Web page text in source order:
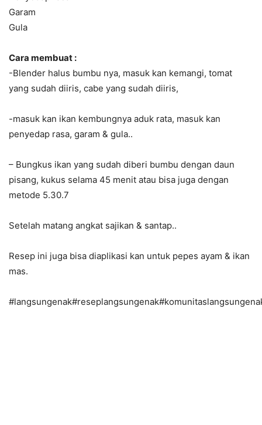
Garam
Gula
Cara membuat :
-Blender halus bumbu nya, masuk kan kemangi, tomat
yang sudah diiris, cabe yang sudah diiris,
-masuk kan ikan kembungnya aduk rata, masuk kan
penyedap rasa, garam & gula..
– Bungkus ikan yang sudah diberi bumbu dengan daun
pisang, kukus selama 45 menit atau bisa juga dengan
metode 5.30.7
Setelah matang angkat sajikan & santap..
Resep ini juga bisa diaplikasi kan untuk pepes ayam & ikan
mas.